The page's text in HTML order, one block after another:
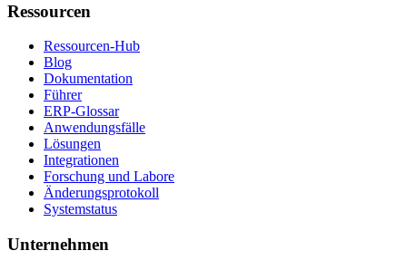
Ressourcen
Ressourcen-Hub
Blog
Dokumentation
Führer
ERP-Glossar
Anwendungsfälle
Lösungen
Integrationen
Forschung und Labore
Änderungsprotokoll
Systemstatus
Unternehmen